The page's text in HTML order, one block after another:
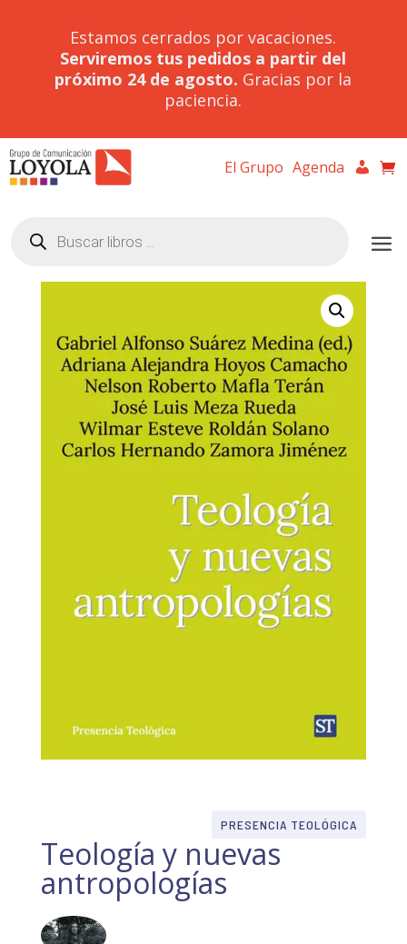
Estamos cerrados por vacaciones.
Serviremos tus pedidos a partir del
próximo 24 de agosto. Gracias por la
paciencia.
El Grupo Agenda
productos
PRESENCIA TEOLÓGICA
Teología y nuevas
antropologías